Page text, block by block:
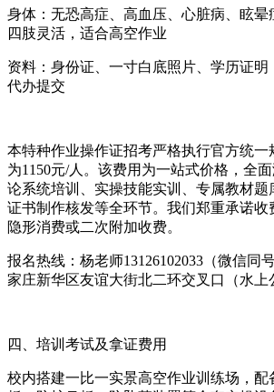
身体：无恐高症、高血压、心脏病、眩晕
四肢灵活，适合高空作业
资料：身份证、一寸白底照片、学历证
代办提交
本特种作业操作证招考严格执行官方统一
为1150元/人。该费用为一站式价格，全
论系统培训、实操技能实训、专属教材题
证书制作核发等全环节。我们郑重承诺收
隐形消费或二次附加收费。
报名热线：杨老师13126102033（微信同
家庄新华区友谊大街北二环交叉口（水上
四、培训考试及拿证费用
校内搭建一比一实景高空作业训练场，配